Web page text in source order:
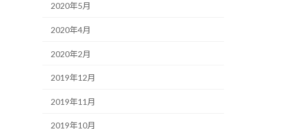
2020年5月
2020年4月
2020年2月
2019年12月
2019年11月
2019年10月